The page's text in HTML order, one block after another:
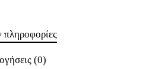
πληροφορίες
(0)